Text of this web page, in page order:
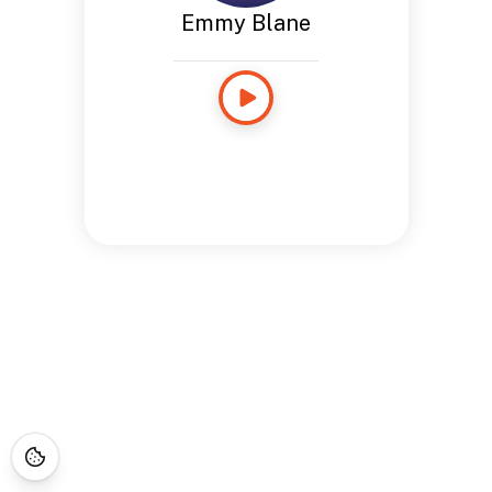
Emmy Blane